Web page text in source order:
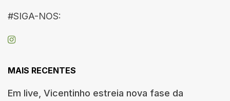
#SIGA-NOS:
MAIS RECENTES
Em live, Vicentinho estreia nova fase da